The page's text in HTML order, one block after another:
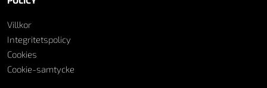
Villkor
Integritetspolicy
Cookies
Cookie-samtycke